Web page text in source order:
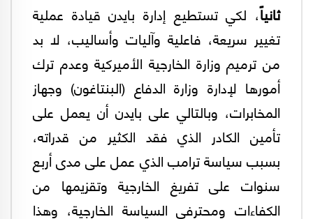
ثانياً، لكي تستطيع إدارة بايدن قيادة عملية
تغيير سريعة، فاعلية وآليات وأساليب، لا بد
من ترميم وزارة الخارجية الأميركية وعدم ترك
أمورها لإدارة وزارة الدفاع (البنتاغون) وجهاز
المخابرات، وبالتالي على بايدن أن يعمل على
تأمين الكادر الذي فقد الكثير من قدراته،
بسبب سياسة ترامب الذي عمل على مدى أربع
سنوات على تفريغ الخارجية وتقزيمها من
الكفاءات ومحترفي السياسة الخارجية، وهذا